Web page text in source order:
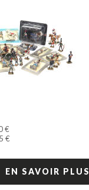
€
€
EN SAVOIR PLUS